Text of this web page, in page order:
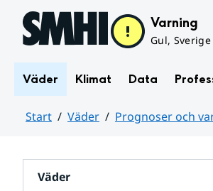
Hoppa till sidans innehåll Varning
Gul, Sverige
Väder Klimat Data
Start Väder Prognoser och
Väder